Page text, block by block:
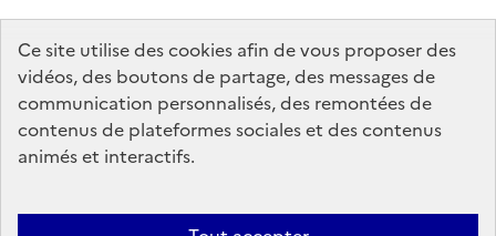
Ce site utilise des cookies afin de vous proposer des
vidéos, des boutons de partage, des messages de
communication personnalisés, des remontées de
contenus de plateformes sociales et des contenus
animés et interactifs.
legifrance.gouv.fr
info.gouv.fr
service-public.gouv.fr
data.gouv.fr
Politique d’utilisation des témoins de connexion (cookies)